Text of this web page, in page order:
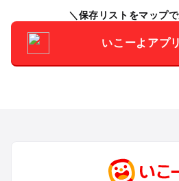
保存リストをマップで
いこーよアプ